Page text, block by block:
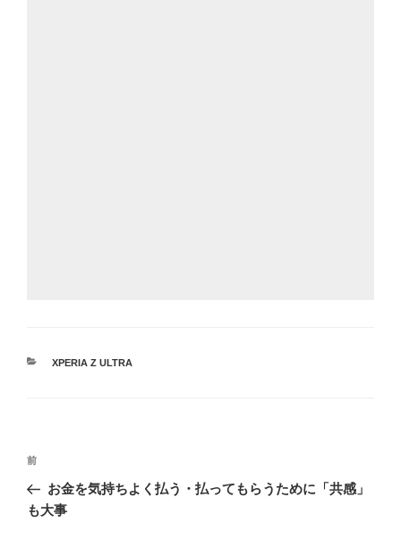
カ
XPERIA Z ULTRA
投
ナ
前
の
投
前
お金を気持ちよく払う・払ってもらうために「共感」
も大事